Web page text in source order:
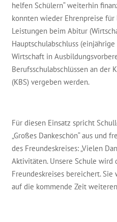
helfen Schülern“ weiterhin
konnten wieder Ehrenpreise für
Leistungen beim Abitur
Hauptschulabschluss
Wirtschaft in
Berufsschulabschlüssen an der
(KBS) vergeben werden.
Für diesen Einsatz spricht
„Großes Dankeschön“ aus und
des Freundeskreises: „Vielen
Aktivitäten. Unsere Schule wird
Freundeskreises bereichert.
auf die kommende Zeit